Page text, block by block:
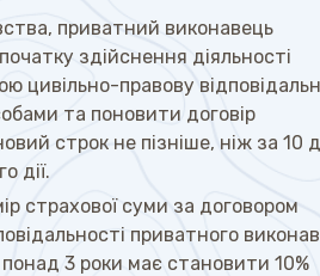
приватний виконавець
здійснення діяльності
цивільно-правову
та поновити договір
строк не пізніше, ніж за 10
дії.
страхової суми за договором
приватного
3 роки має становити 10%